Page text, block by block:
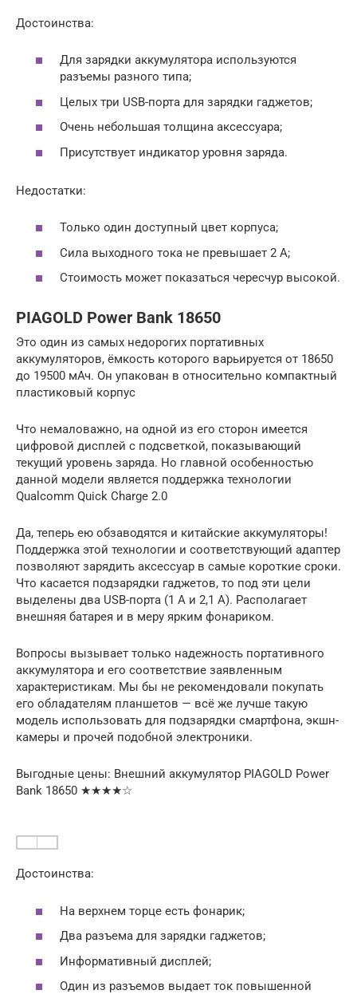
Достоинства:
Для зарядки аккумулятора используются
разъемы разного типа;
Целых три USB-порта для зарядки гаджетов;
Очень небольшая толщина аксессуара;
Присутствует индикатор уровня заряда.
Недостатки:
Только один доступный цвет корпуса;
Сила выходного тока не превышает 2 А;
Стоимость может показаться чересчур высокой.
PIAGOLD Power Bank 18650
Это один из самых недорогих портативных
аккумуляторов, ёмкость которого варьируется от 18650
до 19500 мАч. Он упакован в относительно компактный
пластиковый корпус
Что немаловажно, на одной из его сторон имеется
цифровой дисплей с подсветкой, показывающий
текущий уровень заряда. Но главной особенностью
данной модели является поддержка технологии
Qualcomm Quick Charge 2.0
Да, теперь ею обзаводятся и китайские аккумуляторы!
Поддержка этой технологии и соответствующий адаптер
позволяют зарядить аксессуар в самые короткие сроки.
Что касается подзарядки гаджетов, то под эти цели
выделены два USB-порта (1 А и 2,1 А). Располагает
внешняя батарея и в меру ярким фонариком.
Вопросы вызывает только надежность портативного
аккумулятора и его соответствие заявленным
характеристикам. Мы бы не рекомендовали покупать
его обладателям планшетов — всё же лучше такую
модель использовать для подзарядки смартфона, экшн-
камеры и прочей подобной электроники.
Выгодные цены: Внешний аккумулятор PIAGOLD Power
Bank 18650 ★★★★☆
Достоинства:
На верхнем торце есть фонарик;
Два разъема для зарядки гаджетов;
Информативный дисплей;
Один из разъемов выдает ток повышенной